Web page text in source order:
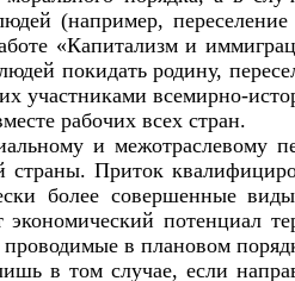
(например,
«Капитализм и
покидать родину,
участниками всемирно-
рабочих всех стран.
и межотраслевому
страны. Приток
более совершенные
потенциал
в плановом
в том случае, если